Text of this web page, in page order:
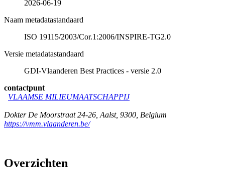
2026-06-19
Naam metadatastandaard
ISO 19115/2003/Cor.1:2006/INSPIRE-TG2.0
Versie metadatastandaard
GDI-Vlaanderen Best Practices - versie 2.0
contactpunt
VLAAMSE MILIEUMAATSCHAPPIJ
Dokter De Moorstraat 24-26 Aalst, 9300 Belgium
https://vmm.vlaanderen.be/
Overzichten